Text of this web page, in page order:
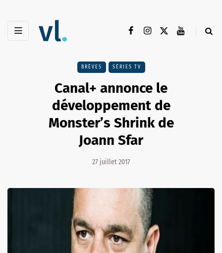
BRÈVES SÉRIES TV
Canal+ annonce le
développement de
Monster’s Shrink de
Joann Sfar
27 juillet 2017